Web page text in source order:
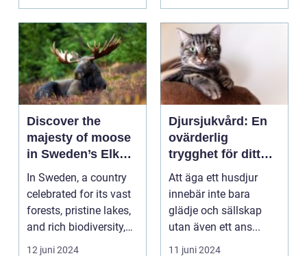
Discover the
majesty of moose
in Sweden’s Elk
Parks
In Sweden, a country
celebrated for its vast
forests, pristine lakes,
and rich biodiversity,
elk par...
12 juni 2024
Djursjukvård: En
ovärderlig
trygghet för ditt
husdjur
Att äga ett husdjur
innebär inte bara
glädje och sällskap
utan även ett ans...
11 juni 2024